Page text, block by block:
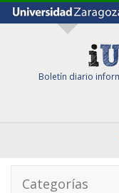
Boletín diario
Categorías